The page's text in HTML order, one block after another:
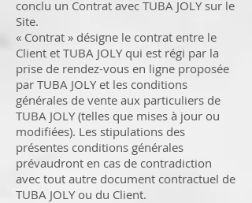
conclu un Contrat avec TUBA JOLY sur le
Site.
« Contrat » désigne le contrat entre le
Client et TUBA JOLY qui est régi par la
prise de rendez-vous en ligne proposée
par TUBA JOLY et les conditions
générales de vente aux particuliers de
TUBA JOLY (telles que mises à jour ou
modifiées). Les stipulations des
présentes conditions générales
prévaudront en cas de contradiction
avec tout autre document contractuel de
TUBA JOLY ou du Client.